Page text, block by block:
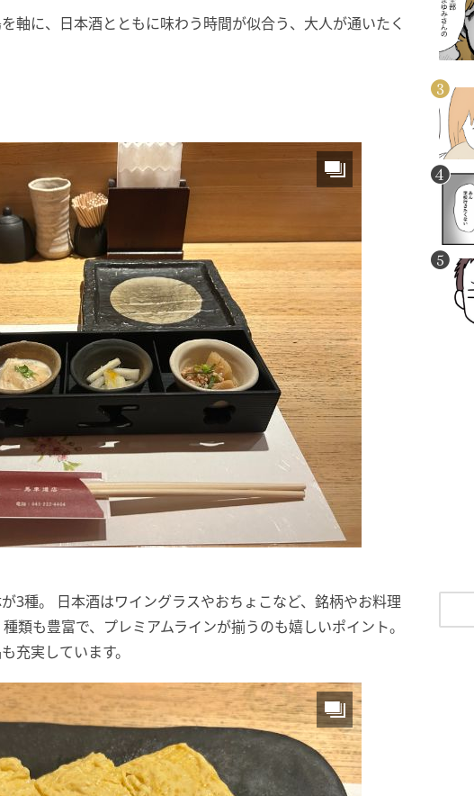
軸に、日本酒とともに味わう時間が似合う、大人が通いたく
3種。 日本酒はワイングラスやおちょこなど、銘柄やお料理
類も豊富で、プレミアムラインが揃うのも嬉しいポイント。
充実しています。